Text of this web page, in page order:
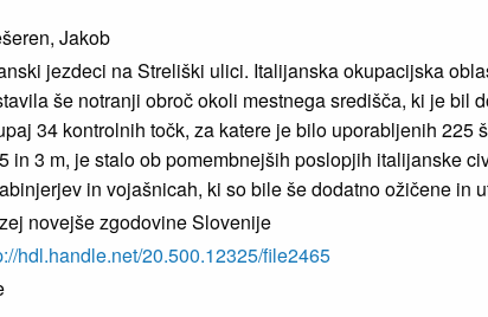
Jakob
jezdeci na Streliški ulici. Italijanska okupacijska
še notranji obroč okoli mestnega središča, ki je bil
34 kontrolnih točk, za katere je bilo uporabljenih 225
in 3 m, je stalo ob pomembnejših poslopjih italijanske
in vojašnicah, ki so bile še dodatno ožičene in
novejše zgodovine Slovenije
hdl.handle.net/20.500.12325/file2465